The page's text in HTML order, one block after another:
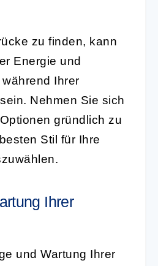
zu finden, kann
Energie und
Ihrer
Nehmen Sie sich
gründlich zu
Stil für Ihre
Ihrer
und Wartung Ihrer